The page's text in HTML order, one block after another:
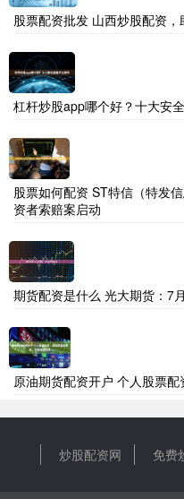
股票配资批发 山西炒股配资
杠杆炒股app哪个好？十大安
股票如何配资 ST特信（特发
资者索赔案启动
期货配资是什么 光大期货：7
原油期货配资开户 个人股票
炒股配资网 免费